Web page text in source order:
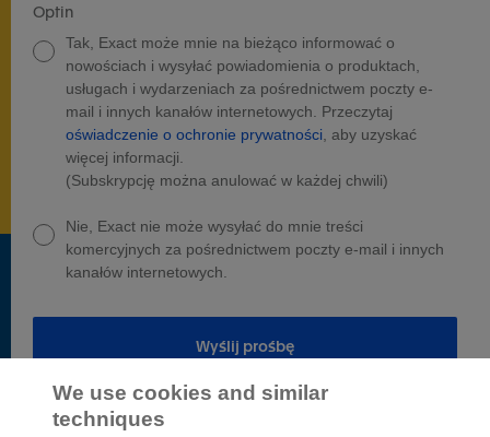
Optin
Tak, Exact może mnie na bieżąco informować o
nowościach i wysyłać powiadomienia o produktach,
usługach i wydarzeniach za pośrednictwem poczty e-
mail i innych kanałów internetowych. Przeczytaj
oświadczenie o ochronie prywatności , aby uzyskać
więcej informacji.
(Subskrypcję można anulować w każdej chwili)
Nie, Exact nie może wysyłać do mnie treści
komercyjnych za pośrednictwem poczty e-mail i innych
kanałów internetowych.
Wyślij prośbę
We use cookies and similar
techniques